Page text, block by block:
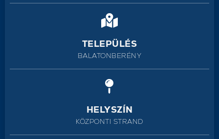
TELEPÜLÉS
BALATONBERÉNY
HELYSZÍN
KÖZPONTI STRAND